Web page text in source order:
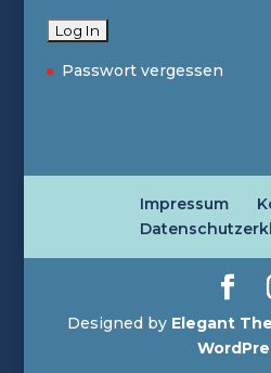
Passwort vergessen
Impressum
Designed by Elegant